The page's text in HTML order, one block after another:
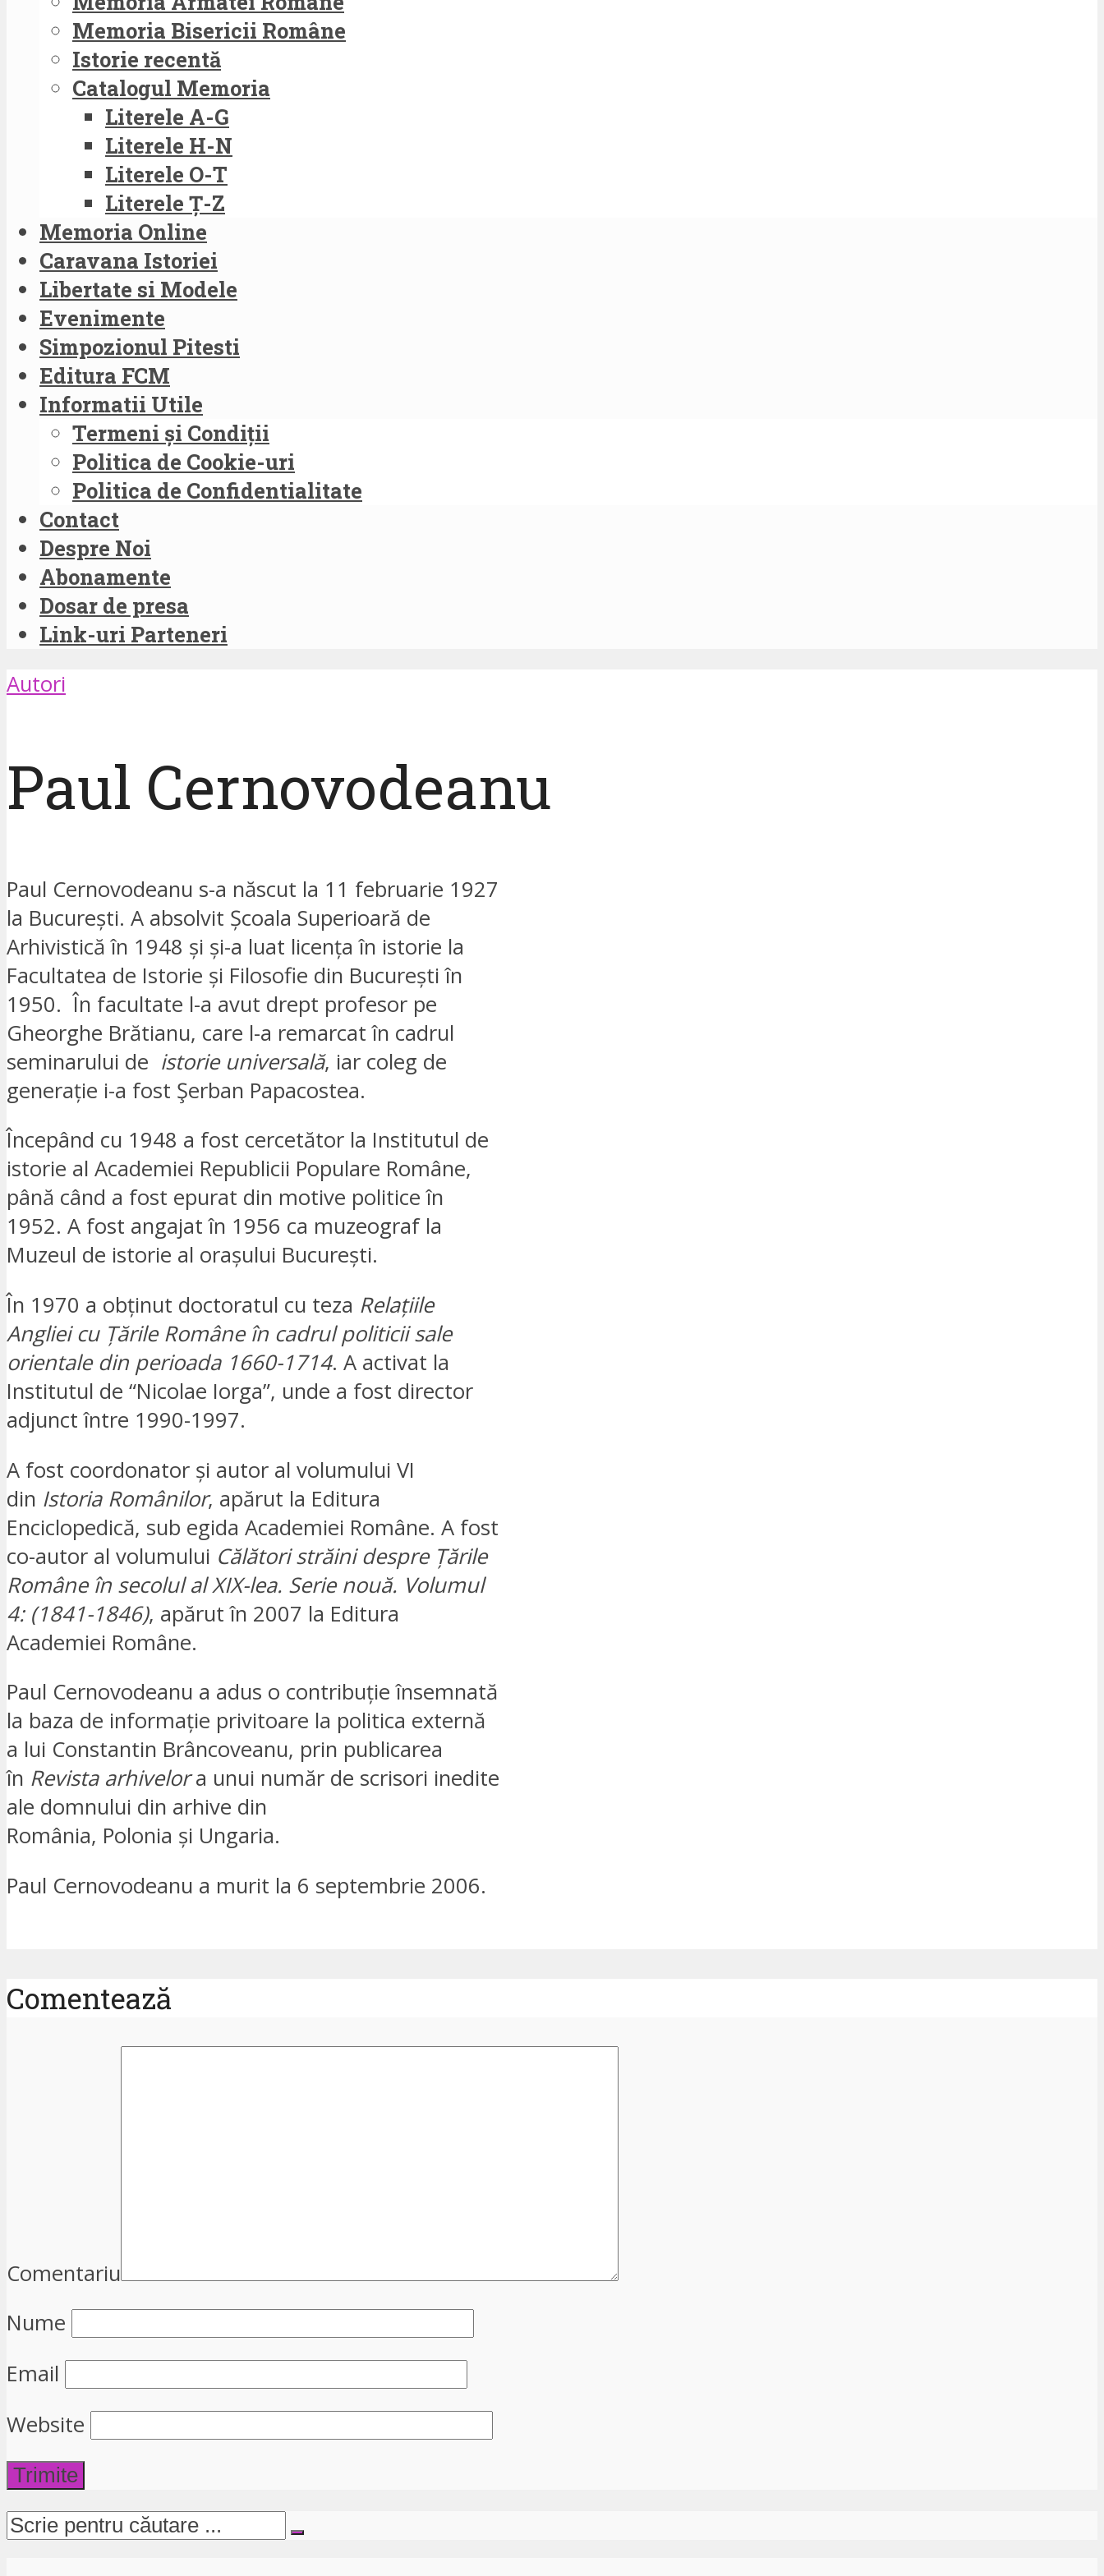
Memoria Bisericii Române
Istorie recentă
Catalogul Memoria
Literele A-G
Literele H-N
Literele O-T
Literele Ț-Z
Memoria Online
Caravana Istoriei
Libertate si Modele
Evenimente
Simpozionul Pitesti
Editura FCM
Informatii Utile
Termeni și Condiții
Politica de Cookie-uri
Politica de Confidentialitate
Contact
Despre Noi
Abonamente
Dosar de presa
Link-uri Parteneri
Autori
Paul Cernovodeanu
Paul Cernovodeanu s-a născut la 11 februarie 1927
la București. A absolvit Școala Superioară de
Arhivistică în 1948 și și-a luat licența în istorie la
Facultatea de Istorie și Filosofie din București în
1950. În facultate l-a avut drept profesor pe
Gheorghe Brătianu, care l-a remarcat în cadrul
seminarului de istorie universală, iar coleg de
generație i-a fost Şerban Papacostea.
Începând cu 1948 a fost cercetător la Institutul de
istorie al Academiei Republicii Populare Române,
până când a fost epurat din motive politice în
1952. A fost angajat în 1956 ca muzeograf la
Muzeul de istorie al orașului București.
În 1970 a obținut doctoratul cu teza Relațiile
Angliei cu Țările Române în cadrul politicii sale
orientale din perioada 1660-1714. A activat la
Institutul de “Nicolae Iorga”, unde a fost director
adjunct între 1990-1997.
A fost coordonator și autor al volumului VI
din Istoria Românilor, apărut la Editura
Enciclopedică, sub egida Academiei Române. A fost
co-autor al volumului Călători străini despre Țările
Române în secolul al XIX-lea. Serie nouă. Volumul
4: (1841-1846), apărut în 2007 la Editura
Academiei Române.
Paul Cernovodeanu a adus o contribuție însemnată
la baza de informație privitoare la politica externă
a lui Constantin Brâncoveanu, prin publicarea
în Revista arhivelora unui număr de scrisori inedite
ale domnului din arhive din
România, Polonia și Ungaria.
Paul Cernovodeanu a murit la 6 septembrie 2006.
Comentează
Comentariu
Nume
Email
Website